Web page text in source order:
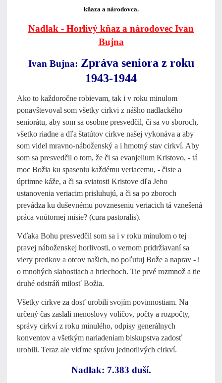
kňaza a národovca.
Nadlak - Horlivý kňaz a národovec Ivan
Bujna
Ivan Bujna: Zpráva seniora z roku
1943-1944
Ako to každoročne robievam, tak i v roku minulom
ponavštevoval som všetky cirkvi z nášho nadlackého
seniorátu, aby som sa osobne presvedčil, či sa vo sboroch,
všetko riadne a dľa štatútov cirkve našej vykonáva a aby
som videl mravno-náboženský a i hmotný stav cirkví. Aby
som sa presvedčil o tom, že či sa evanjelium Kristovo, - tá
moc Božia ku spaseniu každému veriacemu, - čiste a
úprimne káže, a či sa sviatosti Kristove dľa Jeho
ustanovenia veriacim prisluhujú, a či sa po zboroch
prevádza ku duševnému povzneseniu veriacich tá vznešená
práca vnútornej misie? (cura pastoralis).
Vďaka Bohu presvedčil som sa i v roku minulom o tej
pravej náboženskej horlivosti, o vernom pridržiavaní sa
viery predkov a otcov našich, no poľutuj Bože a naprav - i
o mnohých slabostiach a hriechoch. Tie prvé rozmnož a tie
druhé odstráň milosť Božia.
Všetky cirkve za dosť urobili svojím povinnostiam. Na
určený čas zaslali menoslovy voličov, počty a rozpočty,
správy cirkví z roku minulého, odpisy generálnych
konventov a všetkým nariadeniam biskupstva zadosť
urobili. Teraz ale viďme správu jednotlivých cirkví.
Nadlak: 7.383 duší.